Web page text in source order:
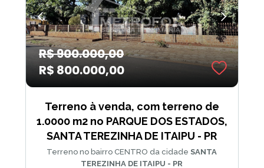
R$ 900.000,00
R$ 800.000,00
Terreno à venda, com terreno de
1.0000 m2 no PARQUE DOS ESTADOS,
SANTA TEREZINHA DE ITAIPU - PR
Terreno no bairro CENTRO da cidadeSANTA
TEREZINHA DE ITAIPU - PR